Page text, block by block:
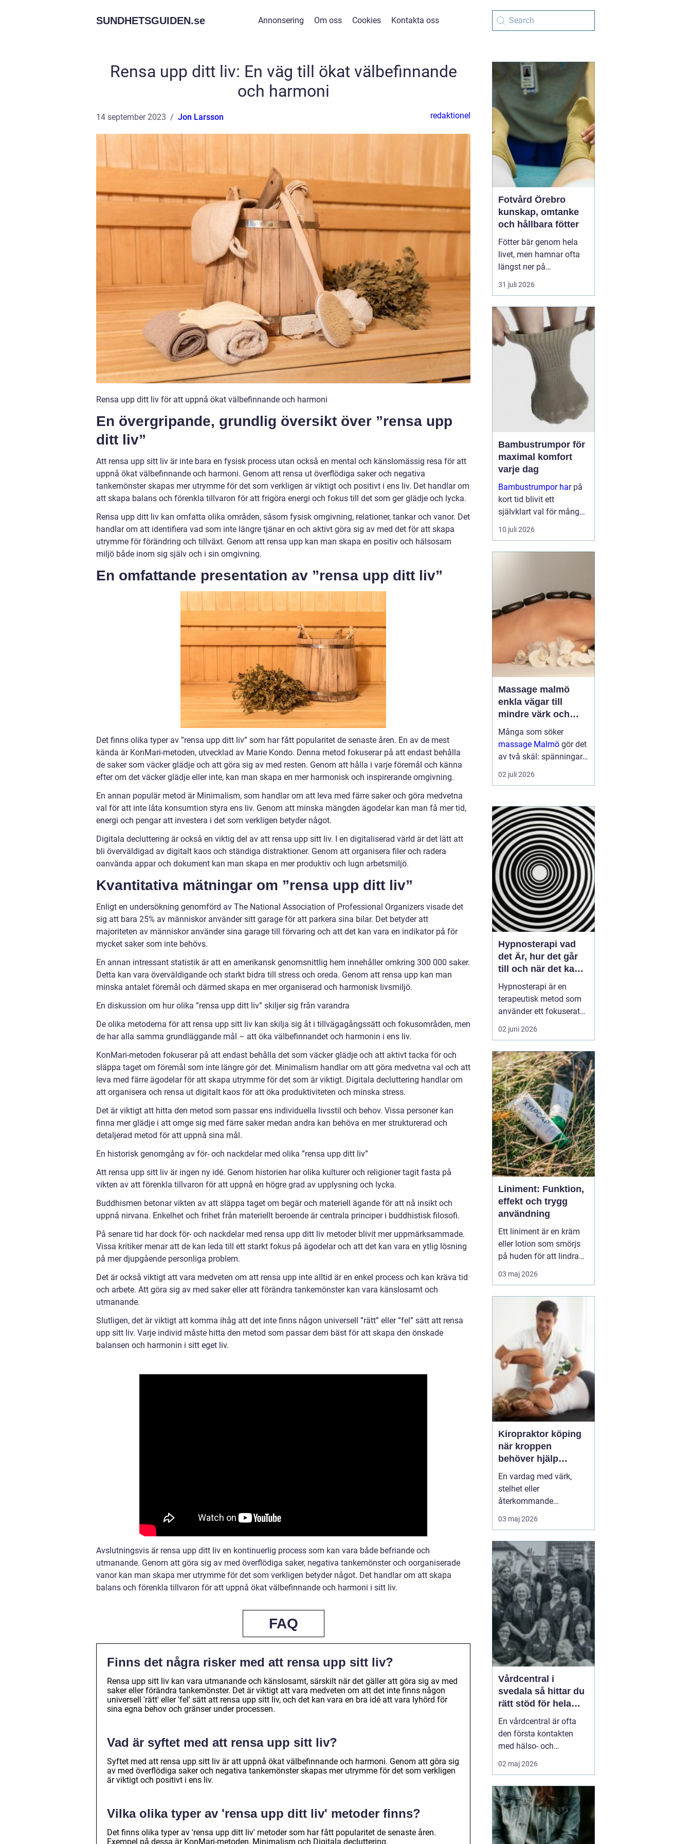
SUNDHETSGUIDEN.se Annonsering Om oss Cookies Kontakta oss
Rensa upp ditt liv: En väg till ökat välbefinnande
och harmoni
14 september 2023 Jon Larsson redaktionel
Rensa upp ditt liv för att uppnå ökat välbefinnande och harmoni
En övergripande, grundlig översikt över ”rensa upp
ditt liv”
Att rensa upp sitt liv är inte bara en fysisk process utan också en mental och känslomässig resa för att
uppnå ökat välbefinnande och harmoni. Genom att rensa ut överflödiga saker och negativa
tankemönster skapas mer utrymme för det som verkligen är viktigt och positivt i ens liv. Det handlar om
att skapa balans och förenkla tillvaron för att frigöra energi och fokus till det som ger glädje och lycka.
Rensa upp ditt liv kan omfatta olika områden, såsom fysisk omgivning, relationer, tankar och vanor. Det
handlar om att identifiera vad som inte längre tjänar en och aktivt göra sig av med det för att skapa
utrymme för förändring och tillväxt. Genom att rensa upp kan man skapa en positiv och hälsosam
miljö både inom sig själv och i sin omgivning.
En omfattande presentation av ”rensa upp ditt liv”
Det finns olika typer av ”rensa upp ditt liv” som har fått popularitet de senaste åren. En av de mest
kända är KonMari-metoden, utvecklad av Marie Kondo. Denna metod fokuserar på att endast behålla
de saker som väcker glädje och att göra sig av med resten. Genom att hålla i varje föremål och känna
efter om det väcker glädje eller inte, kan man skapa en mer harmonisk och inspirerande omgivning.
En annan populär metod är Minimalism, som handlar om att leva med färre saker och göra medvetna
val för att inte låta konsumtion styra ens liv. Genom att minska mängden ägodelar kan man få mer tid,
energi och pengar att investera i det som verkligen betyder något.
Digitala decluttering är också en viktig del av att rensa upp sitt liv. I en digitaliserad värld är det lätt att
bli överväldigad av digitalt kaos och ständiga distraktioner. Genom att organisera filer och radera
oanvända appar och dokument kan man skapa en mer produktiv och lugn arbetsmiljö.
Kvantitativa mätningar om ”rensa upp ditt liv”
Enligt en undersökning genomförd av The National Association of Professional Organizers visade det
sig att bara 25% av människor använder sitt garage för att parkera sina bilar. Det betyder att
majoriteten av människor använder sina garage till förvaring och att det kan vara en indikator på för
mycket saker som inte behövs.
En annan intressant statistik är att en amerikansk genomsnittlig hem innehåller omkring 300 000 saker.
Detta kan vara överväldigande och starkt bidra till stress och oreda. Genom att rensa upp kan man
minska antalet föremål och därmed skapa en mer organiserad och harmonisk livsmiljö.
En diskussion om hur olika ”rensa upp ditt liv” skiljer sig från varandra
De olika metoderna för att rensa upp sitt liv kan skilja sig åt i tillvägagångssätt och fokusområden, men
de har alla samma grundläggande mål – att öka välbefinnandet och harmonin i ens liv.
KonMari-metoden fokuserar på att endast behålla det som väcker glädje och att aktivt tacka för och
släppa taget om föremål som inte längre gör det. Minimalism handlar om att göra medvetna val och att
leva med färre ägodelar för att skapa utrymme för det som är viktigt. Digitala decluttering handlar om
att organisera och rensa ut digitalt kaos för att öka produktiviteten och minska stress.
Det är viktigt att hitta den metod som passar ens individuella livsstil och behov. Vissa personer kan
finna mer glädje i att omge sig med färre saker medan andra kan behöva en mer strukturerad och
detaljerad metod för att uppnå sina mål.
En historisk genomgång av för- och nackdelar med olika ”rensa upp ditt liv”
Att rensa upp sitt liv är ingen ny idé. Genom historien har olika kulturer och religioner tagit fasta på
vikten av att förenkla tillvaron för att uppnå en högre grad av upplysning och lycka.
Buddhismen betonar vikten av att släppa taget om begär och materiell ägande för att nå insikt och
uppnå nirvana. Enkelhet och frihet från materiellt beroende är centrala principer i buddhistisk filosofi.
På senare tid har dock för- och nackdelar med rensa upp ditt liv metoder blivit mer uppmärksammade.
Vissa kritiker menar att de kan leda till ett starkt fokus på ägodelar och att det kan vara en ytlig lösning
på mer djupgående personliga problem.
Det är också viktigt att vara medveten om att rensa upp inte alltid är en enkel process och kan kräva tid
och arbete. Att göra sig av med saker eller att förändra tankemönster kan vara känslosamt och
utmanande.
Slutligen, det är viktigt att komma ihåg att det inte finns någon universell ”rätt” eller ”fel” sätt att rensa
upp sitt liv. Varje individ måste hitta den metod som passar dem bäst för att skapa den önskade
balansen och harmonin i sitt eget liv.
Avslutningsvis är rensa upp ditt liv en kontinuerlig process som kan vara både befriande och
utmanande. Genom att göra sig av med överflödiga saker, negativa tankemönster och oorganiserade
vanor kan man skapa mer utrymme för det som verkligen betyder något. Det handlar om att skapa
balans och förenkla tillvaron för att uppnå ökat välbefinnande och harmoni i sitt liv.
FAQ
Finns det några risker med att rensa upp sitt liv?
Rensa upp sitt liv kan vara utmanande och känslosamt, särskilt när det gäller att göra sig av med
saker eller förändra tankemönster. Det är viktigt att vara medveten om att det inte finns någon
universell 'rätt' eller 'fel' sätt att rensa upp sitt liv, och det kan vara en bra idé att vara lyhörd för
sina egna behov och gränser under processen.
Vad är syftet med att rensa upp sitt liv?
Syftet med att rensa upp sitt liv är att uppnå ökat välbefinnande och harmoni. Genom att göra sig
av med överflödiga saker och negativa tankemönster skapas mer utrymme för det som verkligen
är viktigt och positivt i ens liv.
Vilka olika typer av 'rensa upp ditt liv' metoder finns?
Det finns olika typer av 'rensa upp ditt liv' metoder som har fått popularitet de senaste åren.
Exempel på dessa är KonMari-metoden, Minimalism och Digitala decluttering.
Fotvård Örebro
kunskap, omtanke
och hållbara fötter
Fötter bär genom hela
livet, men hamnar ofta
längst ner på
prioriteringslistan.
Många söker hjälp först
påverkar vardagen.
Samtidigt visar
erfarenhet från
fotvårdskliniker i och
omkring Örebro att
regelbunden fotvård kan
förebygga e...
31 juli 2026
Bambustrumpor för
maximal komfort
varje dag
Bambustrumpor harpå
kort tid blivit ett
självklart val för många
som vill kombinera
komfort, funktion och
10 juli 2026
Massage malmö
enkla vägar till
mindre värk och
mer energi
Många som söker
massage Malmö gör det
av två skäl: spänningar
och smärta har blivit för
mycket, eller behovet av
sig starkare än
vardagens tempo.
Samtidigt kan utbudet
kän...
02 juli 2026
Hypnosterapi vad
det Är, hur det går
till och när det kan
hjälpa
Hypnosterapi är en
terapeutisk metod som
använder ett fokuserat
och avslappnat
sinnestillstånd för att
undermedvetna. Genom
att kombinera
samtalsterapi med
hypnos kan människor
förändra reaktioner,
känslor och beteenden
som läng...
02 juni 2026
Liniment: Funktion,
effekt och trygg
användning
Ett liniment är en kräm
eller lotion som smörjs
på huden för att lindra
muskelvärk, stelhet och
ibland också ledbesvär.
ämnen som stimulerar
blodcirkulationen och
03 maj 2026
Kiropraktor köping
när kroppen
behöver hjälp
tillbaka
En vardag med värk,
stelhet eller
återkommande
huvudvärk tär på både
ork och humör. Många
besvär och tänker att det
går nog över. Ofta gör
det inte det. En
legitimerad kiropraktor
kan hjälpa kroppen att
återfå rörlighet, minska
smä...
03 maj 2026
Vårdcentral i
svedala så hittar du
rätt stöd för hela
familjen
En vårdcentral är ofta
den första kontakten
med hälso- och
sjukvården. För många i
Svedala handlar valet
plats där både barn,
vuxna och äldre får hjälp
under samma tak. I en
tid med högt tempo och
02 maj 2026